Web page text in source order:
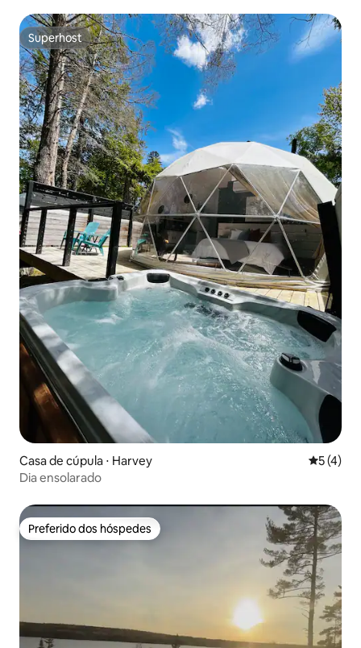
Superhost
Superhost
Casa de cúpula ⋅ Harvey 5 de
5 (4)
Dia ensolarado
Preferido dos hóspedes
Preferido dos hóspedes